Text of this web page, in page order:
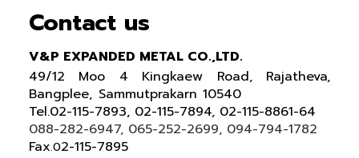
Contact us
V&P EXPANDED METAL CO.,LTD.
49/12 Moo 4 Kingkaew Road, Rajatheva,
Bangplee, Sammutprakarn 10540
Tel.02-115-7893, 02-115-7894, 02-115-8861-64
088-282-6947, 065-252-2699, 094-794-1782
Fax.02-115-7895